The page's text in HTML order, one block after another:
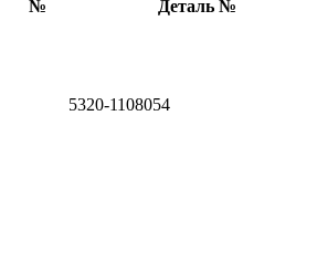
№ Деталь №
5320-1108054